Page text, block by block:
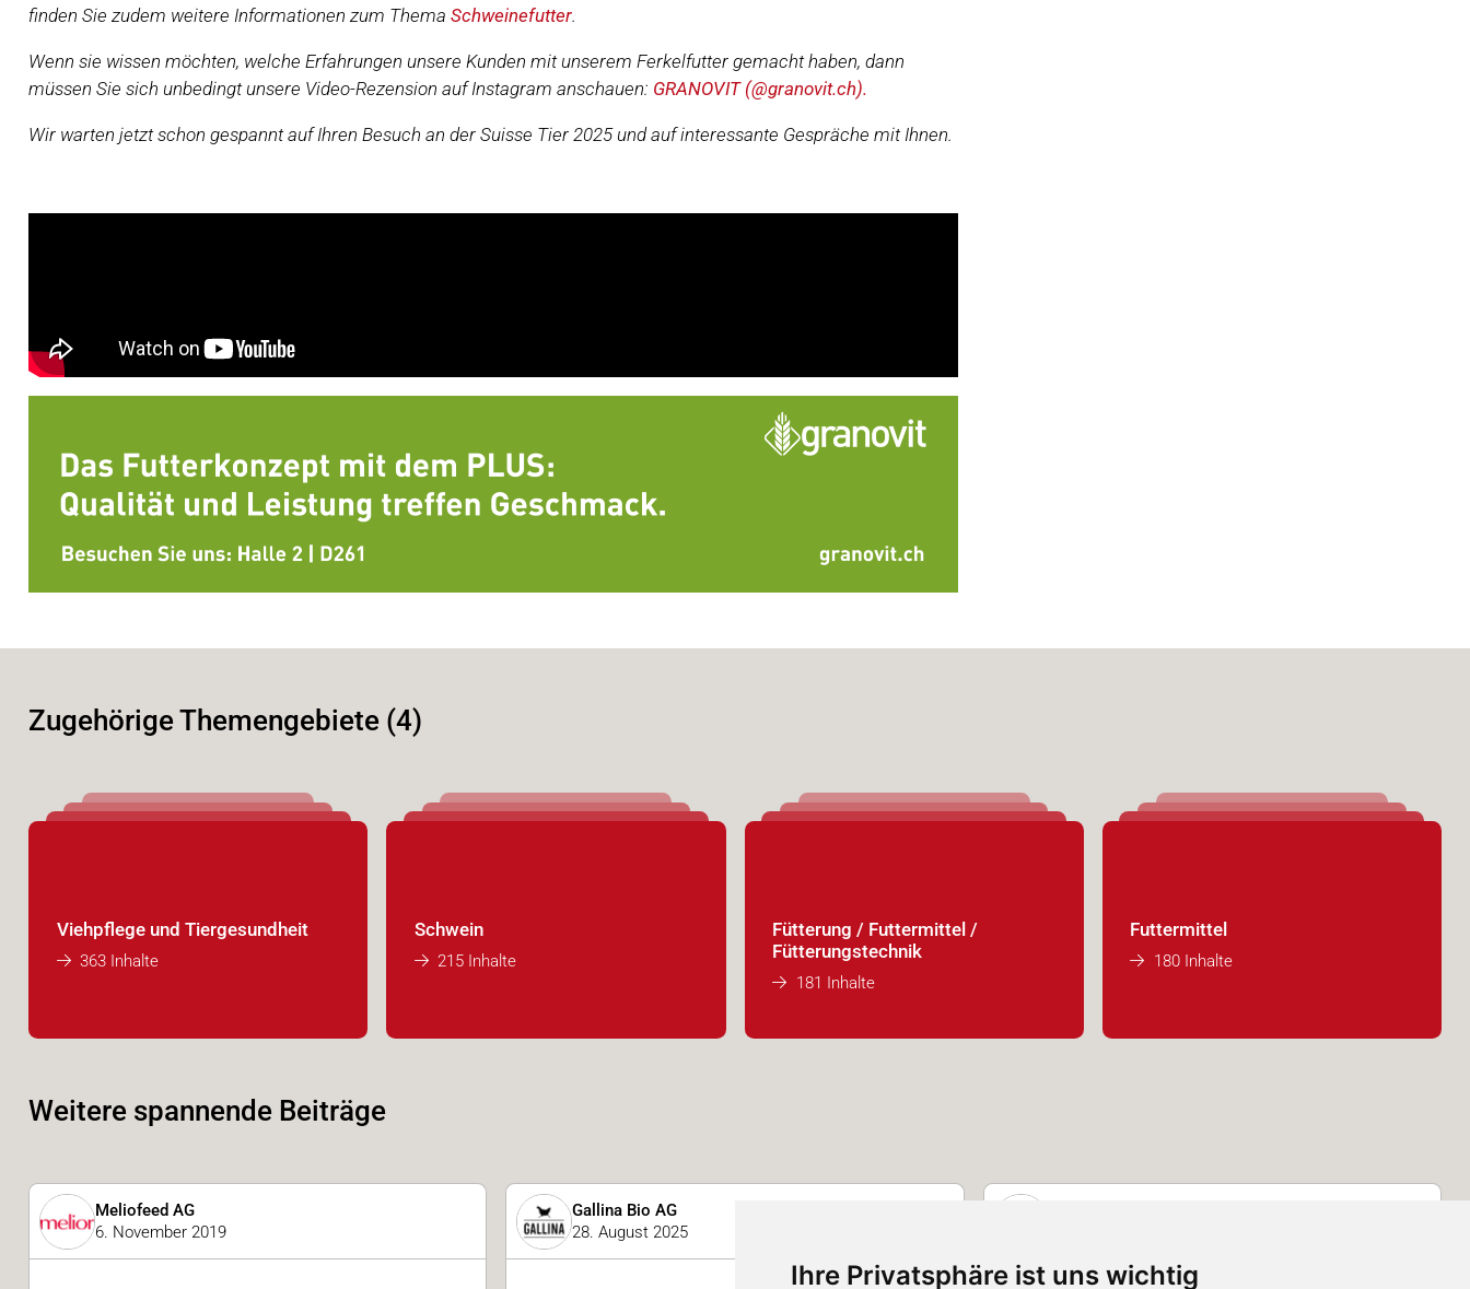
Ihre Privatsphäre ist uns wichtig
finden Sie zudem weitere Informationen zum Thema Schweinefutter.
Wenn sie wissen möchten, welche Erfahrungen unsere Kunden mit unserem Ferkelfutter gemacht haben, dann
müssen Sie sich unbedingt unsere Video-Rezension auf Instagram anschauen: GRANOVIT (@granovit.ch).
Wir warten jetzt schon gespannt auf Ihren Besuch an der Suisse Tier 2025 und auf interessante Gespräche mit Ihnen.
Zugehörige Themengebiete (4)
Viehpflege und Tiergesundheit
363 Inhalte
Schwein
215 Inhalte
Fütterung / Futtermittel /
Fütterungstechnik
181 Inhalte
Futtermittel
180 Inhalte
Weitere spannende Beiträge
Meliofeed AG
6. November 2019
Gallina Bio AG
28. August 2025